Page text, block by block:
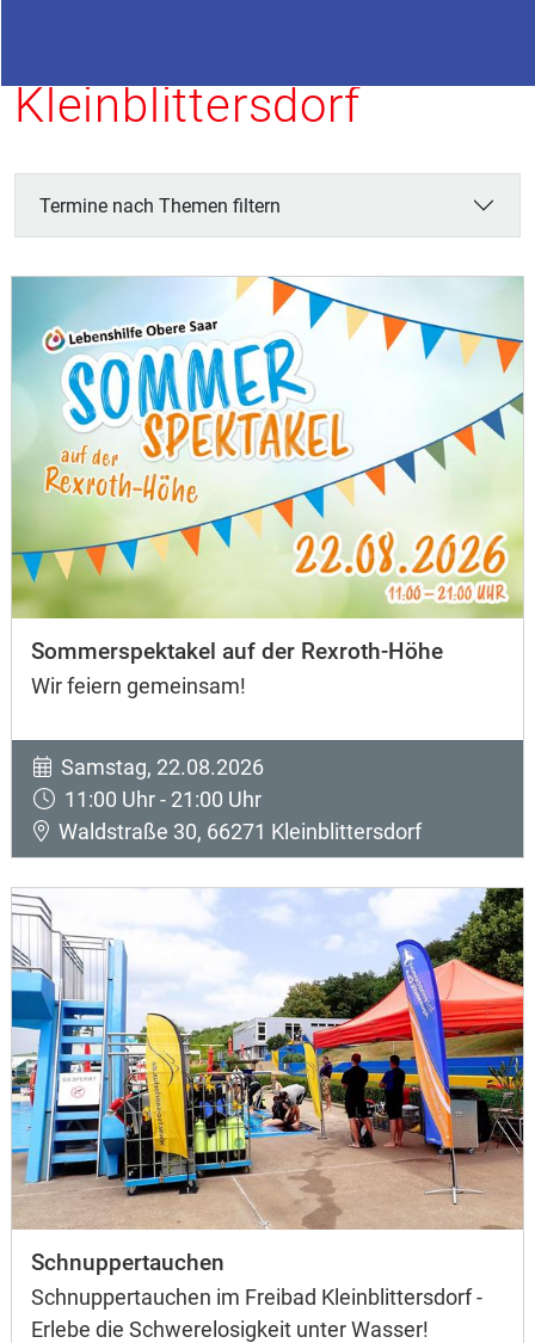
Kleinblittersdorf
Termine nach Themen filtern
Sommerspektakel auf der Rexroth-Höhe
Wir feiern gemeinsam!
Samstag, 22.08.2026
11:00 Uhr - 21:00 Uhr
Waldstraße 30, 66271 Kleinblittersdorf
Schnuppertauchen
Schnuppertauchen im Freibad Kleinblittersdorf -
Erlebe die Schwerelosigkeit unter Wasser!